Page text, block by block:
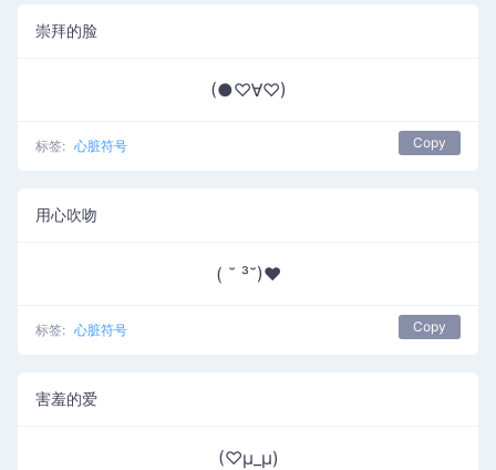
崇拜的脸
(●♡∀♡)
标签: 心脏符号 Copy
用心吹吻
( ˘ ³˘)♥
标签: 心脏符号 Copy
害羞的爱
(♡μ_μ)